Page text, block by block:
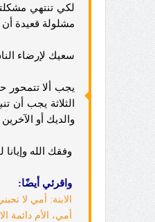
لكي تنتهي
مشلولة قعيدة
سعيك لإرضاء
يجب ألا تتمحور
الثلاثة يجب
والديك أو الآخرين
وفقك الله
واقرئي أيضًا:
الابنة: أمي لا
أمي، الأم دائمة